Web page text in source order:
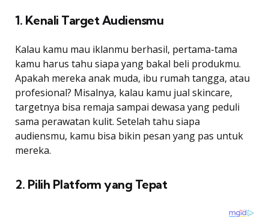
1. Kenali Target Audiensmu
Kalau kamu mau iklanmu berhasil, pertama-tama
kamu harus tahu siapa yang bakal beli produkmu.
Apakah mereka anak muda, ibu rumah tangga, atau
profesional? Misalnya, kalau kamu jual skincare,
targetnya bisa remaja sampai dewasa yang peduli
sama perawatan kulit. Setelah tahu siapa
audiensmu, kamu bisa bikin pesan yang pas untuk
mereka.
2. Pilih Platform yang Tepat